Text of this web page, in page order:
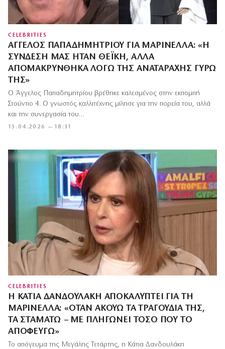
CELEBRITIES
ΆΓΓΕΛΟΣ ΠΑΠΑΔΗΜΗΤΡΊΟΥ ΓΙΑ ΜΑΡΙΝΈΛΛΑ: «Η
ΣΎΝΔΕΣΉ ΜΑΣ ΉΤΑΝ ΘΕΪΚΉ, ΑΛΛΆ
ΑΠΟΜΑΚΡΎΝΘΗΚΑ ΛΌΓΩ ΤΗΣ ΑΝΑΤΑΡΑΧΉΣ ΓΎΡΩ
ΤΗΣ»
15.04.2026 — 18:31
Ο Άγγελος Παπαδημητρίου βρέθηκε καλεσμένος στην εκπομπή
Στούντιο 4. Ο γνωστός καλλιτέχνης μίλησε για την πορεία του, αλλά
και την συνεργασία του…
CELEBRITIES
Η ΚΆΤΙΑ ΔΑΝΔΟΥΛΆΚΗ ΑΠΟΚΑΛΎΠΤΕΙ ΓΙΑ ΤΗ
ΜΑΡΙΝΈΛΛΑ: «ΌΤΑΝ ΑΚΟΎΩ ΤΑ ΤΡΑΓΟΎΔΙΑ ΤΗΣ,
ΤΑ ΣΤΑΜΑΤΏ – ΜΕ ΠΛΗΓΏΝΕΙ ΤΌΣΟ ΠΟΥ ΤΟ
ΑΠΟΦΕΎΓΩ»
Το απόγευμα της Μεγάλης Τετάρτης, η Κάτια Δανδουλάκη